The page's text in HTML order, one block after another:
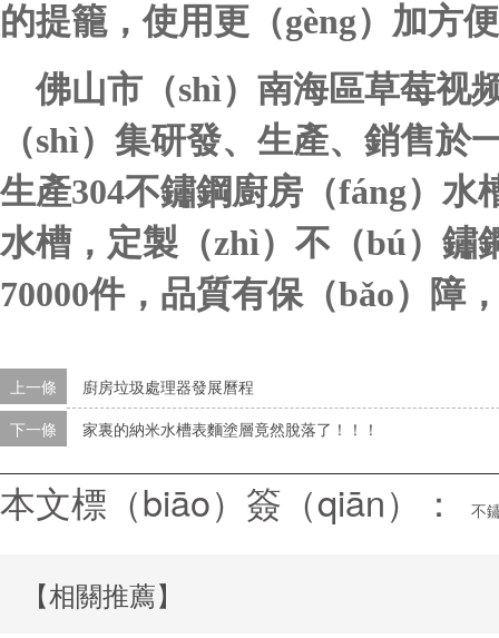
的提籠，使用更（gèng）加方
佛山市（shì）南海區草莓视
（shì）集研發、生產、銷售
生產304不鏽鋼廚房（fáng）水
水槽，定製（zhì）不（bú）鏽
70000件，品質有保（bǎo）障
上一條
廚房垃圾處理器發展曆程
下一條
家裏的納米水槽表麵塗層竟然脫落了！！！
本文標（biāo）簽（qiān）： 不
【相關推薦】